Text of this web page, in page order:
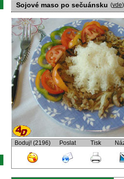
Sojové maso po sečuánsku (vde)
Boduj! (2196) Poslat Tisk